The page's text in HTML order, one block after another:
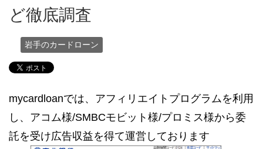
ど徹底調査
岩手のカードローン
mycardloanでは、アフィリエイトプログラムを利用
し、アコム様/SMBCモビット様/プロミス様から委
託を受け広告収益を得て運営しております